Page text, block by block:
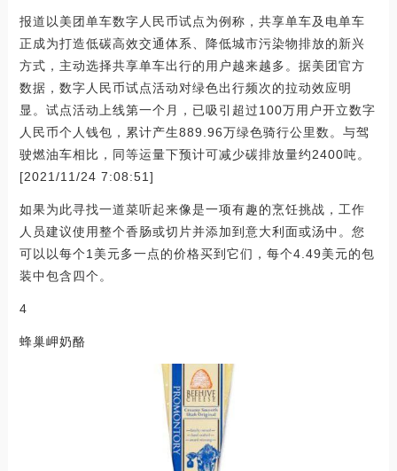
报道以美团单车数字人民币试点为例称，共享单车及电单车
正成为打造低碳高效交通体系、降低城市污染物排放的新兴
方式，主动选择共享单车出行的用户越来越多。据美团官方
数据，数字人民币试点活动对绿色出行频次的拉动效应明
显。试点活动上线第一个月，已吸引超过100万用户开立数字
人民币个人钱包，累计产生889.96万绿色骑行公里数。与驾
驶燃油车相比，同等运量下预计可减少碳排放量约2400吨。
[2021/11/24 7:08:51]
如果为此寻找一道菜听起来像是一项有趣的烹饪挑战，工作
人员建议使用整个香肠或切片并添加到意大利面或汤中。您
可以以每个1美元多一点的价格买到它们，每个4.49美元的包
装中包含四个。
4
蜂巢岬奶酪